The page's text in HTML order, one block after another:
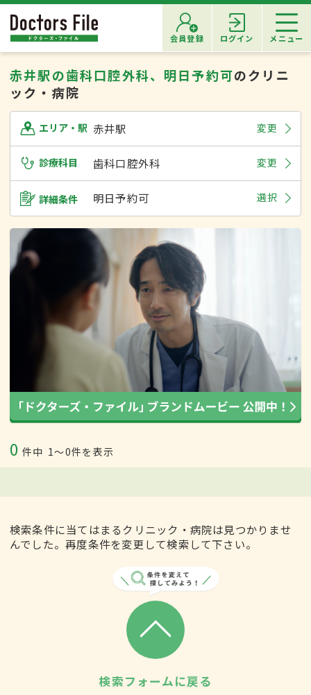
会員登録 ログイン メニュー
赤井駅の歯科口腔外科、明日予約可のクリニ
ック・病院
エリア・駅 赤井駅 変更
診療科目 歯科口腔外科 変更
詳細条件 明日予約可 選択
0 件中 1〜0件を表示
検索条件に当てはまるクリニック・病院は見つかりませ
んでした。再度条件を変更して検索して下さい。
検索フォームに戻る